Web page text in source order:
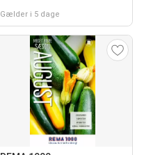
Gælder i 5 dage